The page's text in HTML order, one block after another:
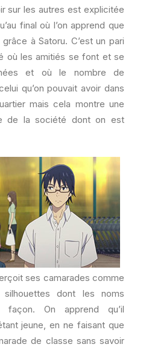
sur les autres est explicitée
final où l’on apprend que
à Satoru. C’est un pari
où les amitiés se font et se
et où le nombre de
qu’on pouvait avoir dans
mais cela montre une
de la société dont on est
ses camarades comme
dont les noms
façon. On apprend qu’il
jeune, en ne faisant que
de classe sans savoir